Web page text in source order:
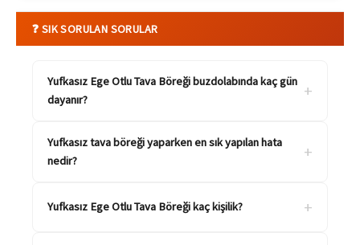
❓ SIK SORULAN SORULAR
Yufkasız Ege Otlu Tava Böreği buzdolabında kaç gün
dayanır?
+
Yufkasız tava böreği yaparken en sık yapılan hata
nedir?
+
Yufkasız Ege Otlu Tava Böreği kaç kişilik? +